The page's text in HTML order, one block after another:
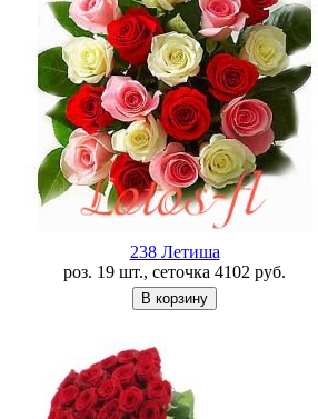
238 Летишa
роз. 19 шт., сеточка 4102 руб.